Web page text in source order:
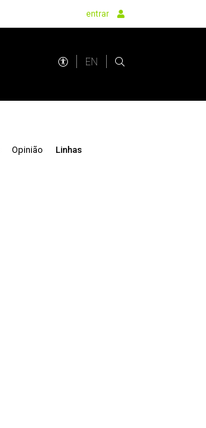
entrar
EN
Opinião Linhas